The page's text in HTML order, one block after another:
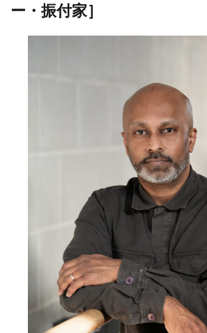
ー・振付家］